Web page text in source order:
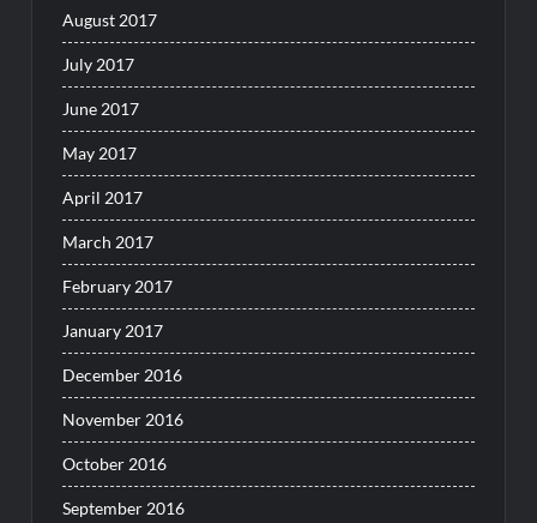
August 2017
July 2017
June 2017
May 2017
April 2017
March 2017
February 2017
January 2017
December 2016
November 2016
October 2016
September 2016